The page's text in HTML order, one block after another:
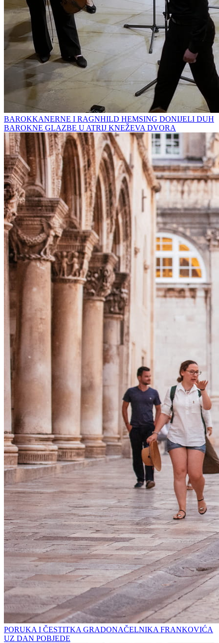
BAROKKANERNE I RAGNHILD HEMSING DONIJELI DUH
BAROKNE GLAZBE U ATRIJ KNEŽEVA DVORA
PORUKA I ČESTITKA GRADONAČELNIKA FRANKOVIĆA
UZ DAN POBJEDE